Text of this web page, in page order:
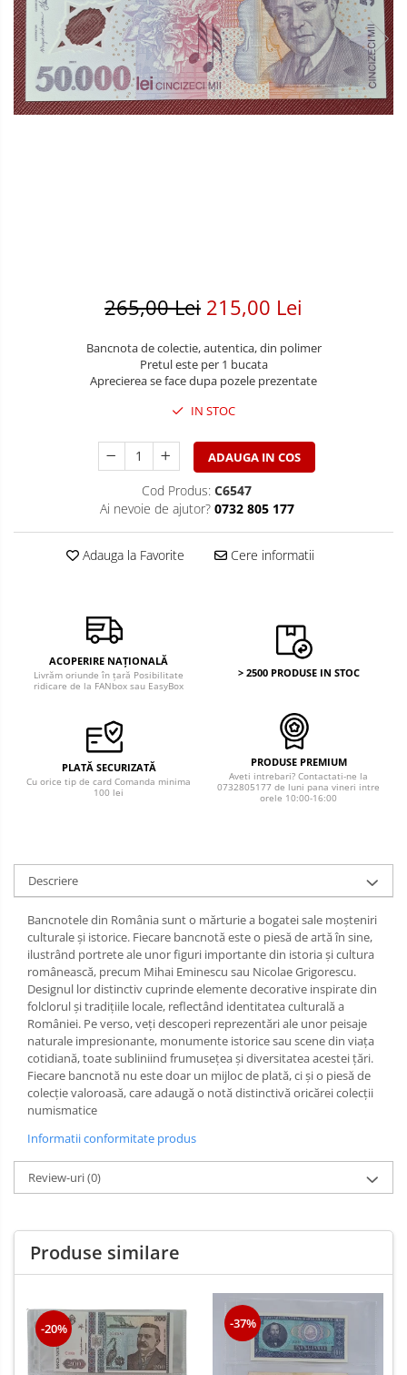
Monede America
Monede Asia
Monede Australia si Oceania
Monede Euro, Eurocenti
Monede Europa
Bancnote Asia
Bancnote Australia si Oceania
Bancnote Europa
Gradate PMG
265,00 Lei 215,00 Lei
Bancnota de colectie, autentica, din polimer
Pretul este per 1 bucata
Aprecierea se face dupa pozele prezentate
IN STOC
ADAUGA IN COS
Cod Produs: C6547
Ai nevoie de ajutor? 0732 805 177
Adauga la Favorite Cere informatii
ACOPERIRE NAȚIONALĂ
Livrăm oriunde în țară Posibilitate
ridicare de la FANbox sau EasyBox
> 2500 PRODUSE IN STOC
PLATĂ SECURIZATĂ
Cu orice tip de card Comanda minima
100 lei
PRODUSE PREMIUM
Aveti intrebari? Contactati-ne la
0732805177 de luni pana vineri intre
orele 10:00-16:00
Descriere
Bancnotele din România sunt o mărturie a bogatei sale moșteniri
culturale și istorice. Fiecare bancnotă este o piesă de artă în sine,
ilustrând portrete ale unor figuri importante din istoria și cultura
românească, precum Mihai Eminescu sau Nicolae Grigorescu.
Designul lor distinctiv cuprinde elemente decorative inspirate din
folclorul și tradițiile locale, reflectând identitatea culturală a
României. Pe verso, veți descoperi reprezentări ale unor peisaje
naturale impresionante, monumente istorice sau scene din viața
cotidiană, toate subliniind frumusețea și diversitatea acestei țări.
Fiecare bancnotă nu este doar un mijloc de plată, ci și o piesă de
colecție valoroasă, care adaugă o notă distinctivă oricărei colecții
numismatice
Informatii conformitate produs
Review-uri(0)
Produse similare
-20% -37%